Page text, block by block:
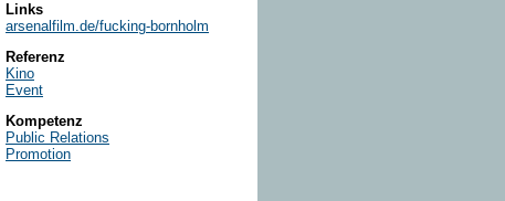
Links
arsenalfilm.de/fucking-bornholm
Referenz
Kino
Event
Kompetenz
Public Relations
Promotion